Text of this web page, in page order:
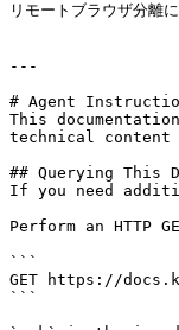
リモートブラウザ
---
# Agent
This
technical content
## Querying This
If you need
Perform an HTTP
```
GET https://
```